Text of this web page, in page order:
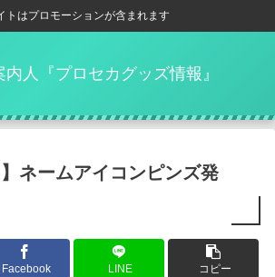
トはプロモーションが含まれます
人『プロセカグッズ情報』
】ネームアイコンピンズ発
Facebook LINE コピー